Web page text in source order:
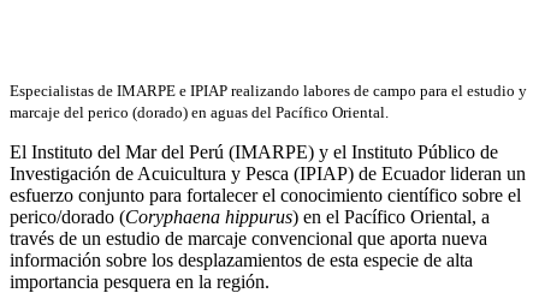
Especialistas de IMARPE e IPIAP realizando labores de campo para el estudio y
marcaje del perico (dorado) en aguas del Pacífico Oriental.
El Instituto del Mar del Perú (IMARPE) y el Instituto Público de
Investigación de Acuicultura y Pesca (IPIAP) de Ecuador lideran un
esfuerzo conjunto para fortalecer el conocimiento científico sobre el
perico/dorado (Coryphaena hippurus) en el Pacífico Oriental, a
través de un estudio de marcaje convencional que aporta nueva
información sobre los desplazamientos de esta especie de alta
importancia pesquera en la región.